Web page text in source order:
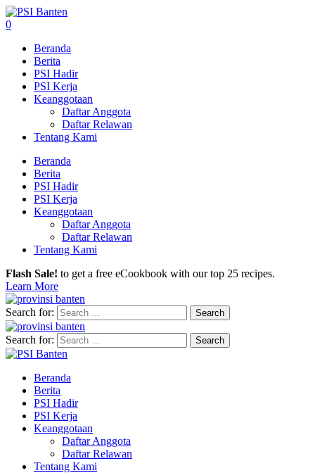
0
Beranda
Berita
PSI Hadir
PSI Kerja
Keanggotaan
Daftar Anggota
Daftar Relawan
Tentang Kami
Beranda
Berita
PSI Hadir
PSI Kerja
Keanggotaan
Daftar Anggota
Daftar Relawan
Tentang Kami
Flash Sale! to get a free eCookbook with our top 25 recipes.
Learn More
Search for:
Search for:
Beranda
Berita
PSI Hadir
PSI Kerja
Keanggotaan
Daftar Anggota
Daftar Relawan
Tentang Kami